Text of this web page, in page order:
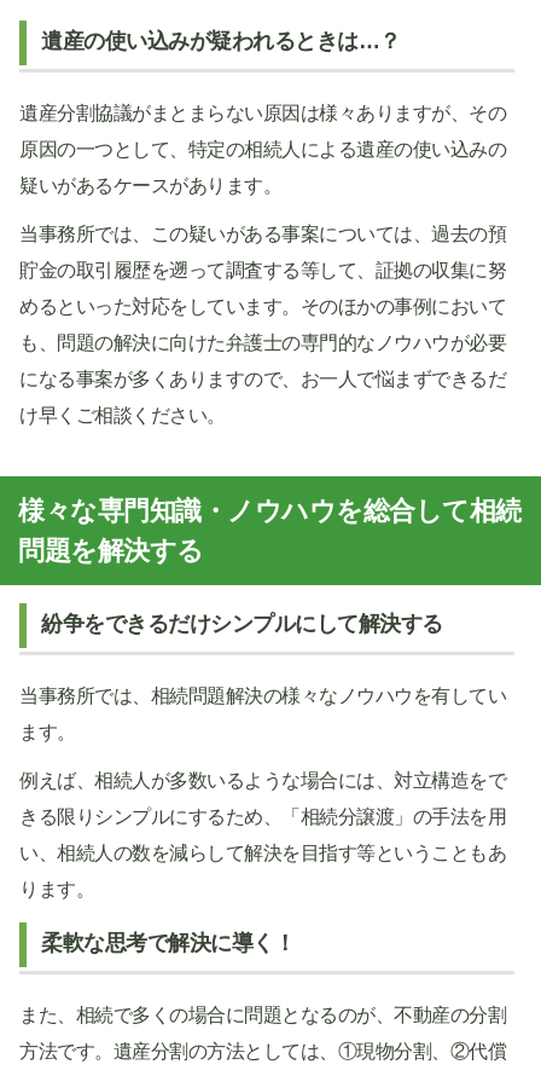
遺産の使い込みが疑われるときは…？
遺産分割協議がまとまらない原因は様々ありますが、その
原因の一つとして、特定の相続人による遺産の使い込みの
疑いがあるケースがあります。
当事務所では、この疑いがある事案については、過去の預
貯金の取引履歴を遡って調査する等して、証拠の収集に努
めるといった対応をしています。そのほかの事例において
も、問題の解決に向けた弁護士の専門的なノウハウが必要
になる事案が多くありますので、お一人で悩まずできるだ
け早くご相談ください。
様々な専門知識・ノウハウを総合して相続
問題を解決する
紛争をできるだけシンプルにして解決する
当事務所では、相続問題解決の様々なノウハウを有してい
ます。
例えば、相続人が多数いるような場合には、対立構造をで
きる限りシンプルにするため、「相続分譲渡」の手法を用
い、相続人の数を減らして解決を目指す等ということもあ
ります。
柔軟な思考で解決に導く！
また、相続で多くの場合に問題となるのが、不動産の分割
方法です。遺産分割の方法としては、①現物分割、②代償